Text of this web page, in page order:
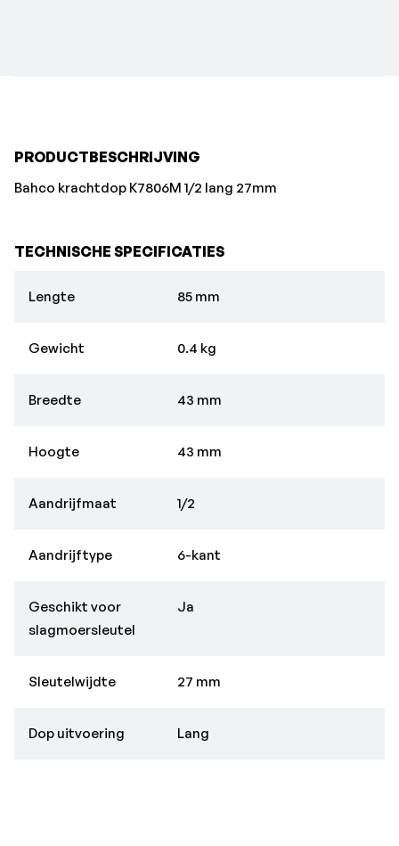
PRODUCTBESCHRIJVING
Bahco krachtdop K7806M 1/2 lang 27mm
TECHNISCHE SPECIFICATIES
Lengte 85 mm
Gewicht 0.4 kg
Breedte 43 mm
Hoogte 43 mm
Aandrijfmaat 1/2
Aandrijftype 6-kant
Geschikt voor
slagmoersleutel
Ja
Sleutelwijdte 27 mm
Dop uitvoering Lang